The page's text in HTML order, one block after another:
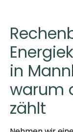
in
warum
zählt